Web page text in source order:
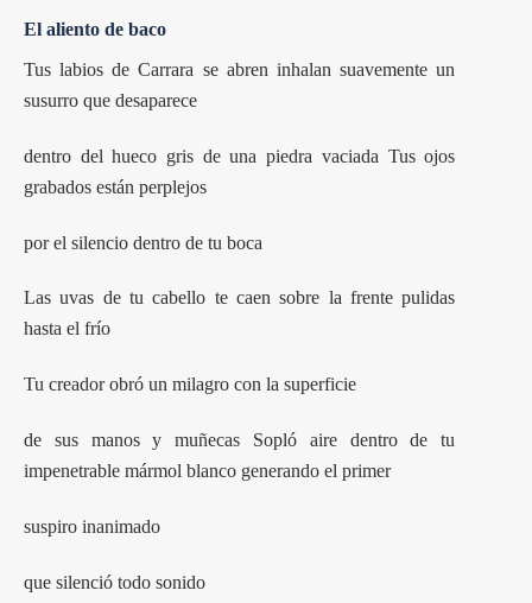
El aliento de baco
Tus labios de Carrara se abren inhalan suavemente un
susurro que desaparece
dentro del hueco gris de una piedra vaciada Tus ojos
grabados están perplejos
por el silencio dentro de tu boca
Las uvas de tu cabello te caen sobre la frente pulidas
hasta el frío
Tu creador obró un milagro con la superficie
de sus manos y muñecas Sopló aire dentro de tu
impenetrable mármol blanco generando el primer
suspiro inanimado
que silenció todo sonido